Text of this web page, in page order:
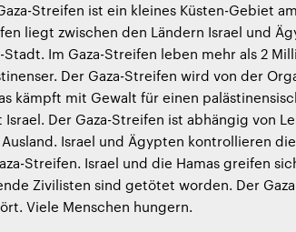
Streifen ist ein kleines Küsten-Gebiet
liegt zwischen den Ländern Israel und
Stadt. Im Gaza-Streifen leben mehr als 2
Der Gaza-Streifen wird von der
kämpft mit Gewalt für einen
Israel. Der Gaza-Streifen ist abhängig von
Israel und Ägypten kontrollieren
Streifen. Israel und die Hamas greifen
Zivilisten sind getötet worden. Der
Viele Menschen hungern.